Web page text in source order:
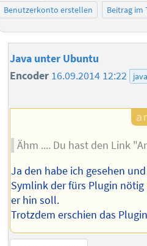
Benutzerkonto erstellen
Beitrag im
Java unter Ubuntu
Encoder 16.09.2014 12:22
Ähm .... Du hast den Link
Ja den habe ich gesehen
Symlink der fürs Plugin
er hin soll.
Trotzdem erschien das